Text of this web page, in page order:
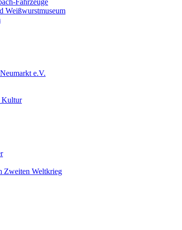
Fahrzeuge
Weißwurstmuseum
e.V.
Kultur
Zweiten Weltkrieg